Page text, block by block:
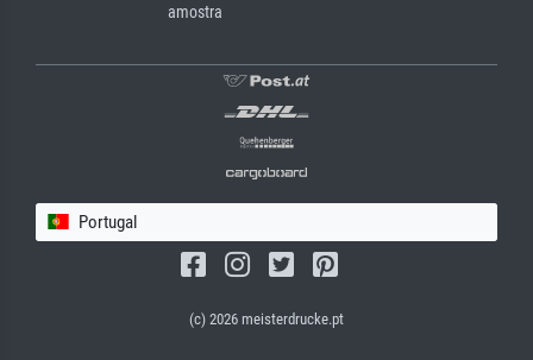
amostra
Portugal
(c) 2026 meisterdrucke.pt